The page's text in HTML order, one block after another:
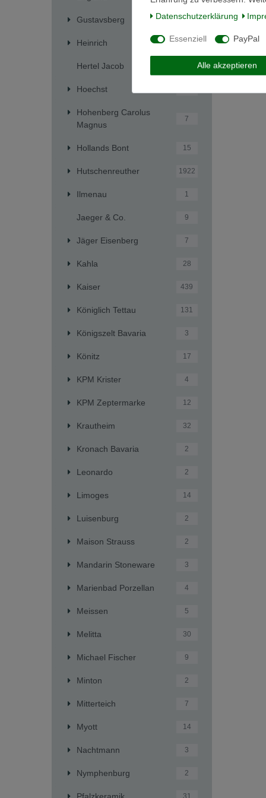
Gustavsberg 4
Heinrich 241
Hertel Jacob
Hoechst
Hohenberg Carolus
Magnus
7
Hollands Bont 15
Hutschenreuther 1922
Ilmenau 1
Jaeger & Co. 9
Jäger Eisenberg 7
Kahla 28
Kaiser 439
Königlich Tettau 131
Königszelt Bavaria 3
Könitz 17
KPM Krister 4
KPM Zeptermarke 12
Krautheim 32
Kronach Bavaria 2
Leonardo 2
Limoges 14
Luisenburg 2
Maison Strauss 2
Mandarin Stoneware 3
Marienbad Porzellan 4
Meissen 5
Melitta 30
Michael Fischer 9
Minton 2
Mitterteich 7
Myott 14
Nachtmann 3
Nymphenburg 2
Daten­schutz­erklärung
Essenziell PayPal
Alle akzeptieren